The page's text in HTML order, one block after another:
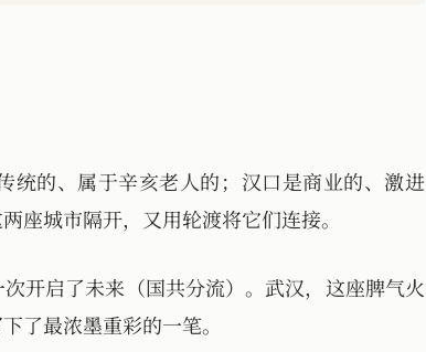
统的、属于辛亥老人的；汉口是商业的、激进
座城市隔开，又用轮渡将它们连接。
开启了未来（国共分流）。武汉，这座脾气火
了最浓墨重彩的一笔。